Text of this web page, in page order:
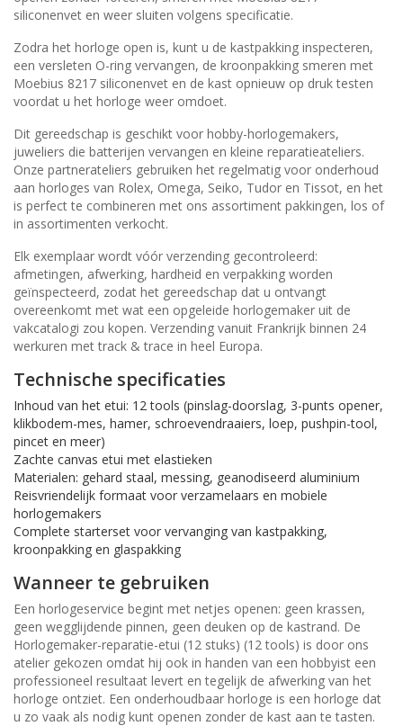
siliconenvet en weer sluiten volgens specificatie.
Zodra het horloge open is, kunt u de kastpakking inspecteren,
een versleten O-ring vervangen, de kroonpakking smeren met
Moebius 8217 siliconenvet en de kast opnieuw op druk testen
voordat u het horloge weer omdoet.
Dit gereedschap is geschikt voor hobby-horlogemakers,
juweliers die batterijen vervangen en kleine reparatieateliers.
Onze partnerateliers gebruiken het regelmatig voor onderhoud
aan horloges van Rolex, Omega, Seiko, Tudor en Tissot, en het
is perfect te combineren met ons assortiment pakkingen, los of
in assortimenten verkocht.
Elk exemplaar wordt vóór verzending gecontroleerd:
afmetingen, afwerking, hardheid en verpakking worden
geïnspecteerd, zodat het gereedschap dat u ontvangt
overeenkomt met wat een opgeleide horlogemaker uit de
vakcatalogi zou kopen. Verzending vanuit Frankrijk binnen 24
werkuren met track & trace in heel Europa.
Technische specificaties
Inhoud van het etui: 12 tools (pinslag-doorslag, 3-punts opener,
klikbodem-mes, hamer, schroevendraaiers, loep, pushpin-tool,
pincet en meer)
Zachte canvas etui met elastieken
Materialen: gehard staal, messing, geanodiseerd aluminium
Reisvriendelijk formaat voor verzamelaars en mobiele
horlogemakers
Complete starterset voor vervanging van kastpakking,
kroonpakking en glaspakking
Wanneer te gebruiken
Een horlogeservice begint met netjes openen: geen krassen,
geen wegglijdende pinnen, geen deuken op de kastrand. De
Horlogemaker-reparatie-etui (12 stuks) (12 tools) is door ons
atelier gekozen omdat hij ook in handen van een hobbyist een
professioneel resultaat levert en tegelijk de afwerking van het
horloge ontziet. Een onderhoudbaar horloge is een horloge dat
u zo vaak als nodig kunt openen zonder de kast aan te tasten.